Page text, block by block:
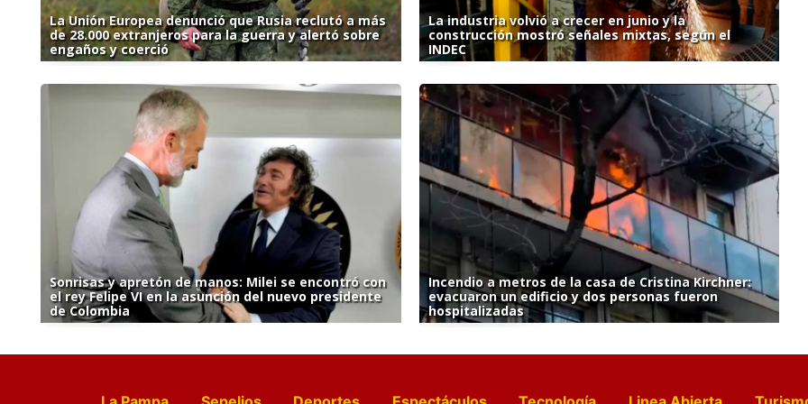
La Unión Europea denunció que Rusia reclutó a más
de 28.000 extranjeros para la guerra y alertó sobre
engaños y coerció
La industria volvió a crecer en junio y la
construcción mostró señales mixtas, según el
INDEC
Sonrisas y apretón de manos: Milei se encontró con
el rey Felipe VI en la asunción del nuevo presidente
de Colombia
Incendio a metros de la casa de Cristina Kirchner:
evacuaron un edificio y dos personas fueron
hospitalizadas